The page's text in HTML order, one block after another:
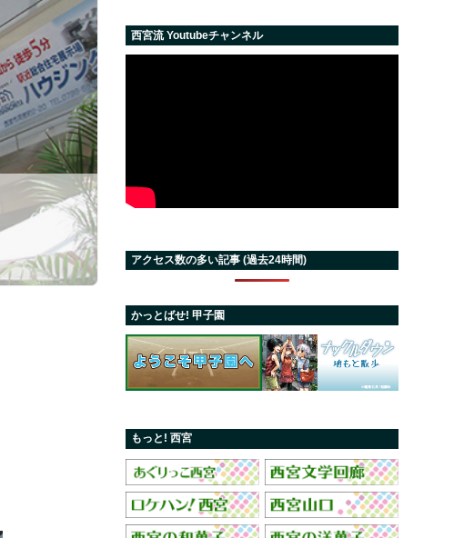
西宮流 Youtubeチャンネル
アクセス数の多い記事 (過去24時間)
かっとばせ! 甲子園
もっと! 西宮